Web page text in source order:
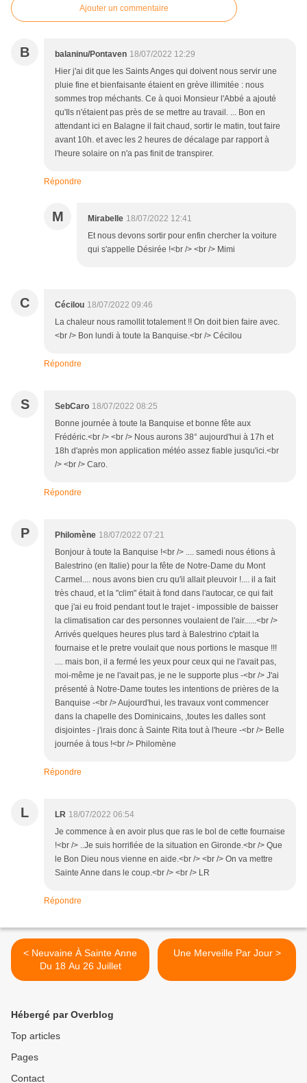
Ajouter un commentaire
B balaninu/Pontaven 18/07/2022 12:29
Hier j'ai dit que les Saints Anges qui doivent nous servir une
pluie fine et bienfaisante étaient en grève illimitée : nous
sommes trop méchants. Ce à quoi Monsieur l'Abbé a ajouté
qu'Ils n'étaient pas près de se mettre au travail. ... Bon en
attendant ici en Balagne il fait chaud, sortir le matin, tout faire
avant 10h. et avec les 2 heures de décalage par rapport à
l'heure solaire on n'a pas finit de transpirer.
Répondre
M Mirabelle 18/07/2022 12:41
Et nous devons sortir pour enfin chercher la voiture
qui s'appelle Désirée !<br /> <br /> Mimi
C Cécilou 18/07/2022 09:46
La chaleur nous ramollit totalement !! On doit bien faire avec.
<br /> Bon lundi à toute la Banquise.<br /> Cécilou
Répondre
S SebCaro 18/07/2022 08:25
Bonne journée à toute la Banquise et bonne fête aux
Frédéric.<br /> <br /> Nous aurons 38° aujourd'hui à 17h et
18h d'après mon application météo assez fiable jusqu'ici.<br
/> <br /> Caro.
Répondre
P Philomène 18/07/2022 07:21
Bonjour à toute la Banquise !<br /> .... samedi nous étions à
Balestrino (en Italie) pour la fête de Notre-Dame du Mont
Carmel.... nous avons bien cru qu'il allait pleuvoir !.... il a fait
très chaud, et la "clim" était à fond dans l'autocar, ce qui fait
que j'ai eu froid pendant tout le trajet - impossible de baisser
la climatisation car des personnes voulaient de l'air......<br />
Arrivés quelques heures plus tard à Balestrino c'ptait la
fournaise et le pretre voulait que nous portions le masque !!!
.... mais bon, il a fermé les yeux pour ceux qui ne l'avait pas,
moi-même je ne l'avait pas, je ne le supporte plus -<br /> J'ai
présenté à Notre-Dame toutes les intentions de prières de la
Banquise -<br /> Aujourd'hui, les travaux vont commencer
dans la chapelle des Dominicains, ,toutes les dalles sont
disjointes - j'irais donc à Sainte Rita tout à l'heure -<br /> Belle
journée à tous !<br /> Philomène
Répondre
L LR 18/07/2022 06:54
Je commence à en avoir plus que ras le bol de cette fournaise
!<br /> ..Je suis horrifiée de la situation en Gironde.<br /> Que
le Bon Dieu nous vienne en aide.<br /> <br /> On va mettre
Sainte Anne dans le coup.<br /> <br /> LR
Répondre
< Neuvaine À Sainte Anne
Du 18 Au 26 Juillet
Une Merveille Par Jour >
Hébergé par Overblog
Top articles
Pages
Contact